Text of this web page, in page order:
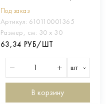
Под заказ
Артикул: 610110001365
Размер, см: 30 х 30
63,34 РУБ/ШТ
шт
В корзину